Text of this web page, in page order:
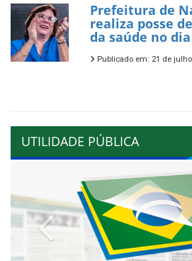
Prefeitura de
realiza posse
da saúde no
Publicado em: 21 de
UTILIDADE PÚBLICA
Previous